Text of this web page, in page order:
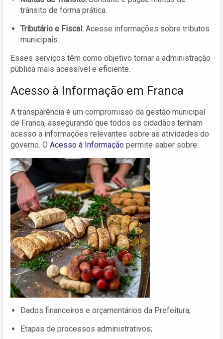
trânsito de forma prática.
Tributário e Fiscal: Acesse informações sobre tributos
municipais.
Esses serviços têm como objetivo tornar a administração
pública mais acessível e eficiente.
Acesso à Informação em Franca
A transparência é um compromisso da gestão municipal
de Franca, assegurando que todos os cidadãos tenham
acesso a informações relevantes sobre as atividades do
governo. O Acesso à Informação permite saber sobre:
Dados financeiros e orçamentários da Prefeitura;
Etapas de processos administrativos;